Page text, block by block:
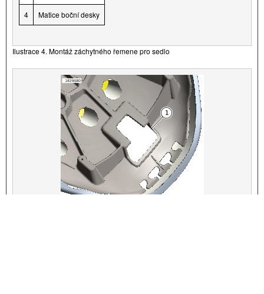
4 Matice boční desky
Ilustrace 4. Montáž záchytného řemene pro sedlo